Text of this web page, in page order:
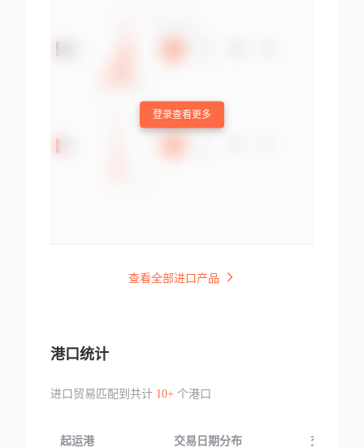
登录查看更多
查看全部进口产品
港口统计
进口贸易匹配到共计 10+个港口
起运港 交易日期分布 交易产品